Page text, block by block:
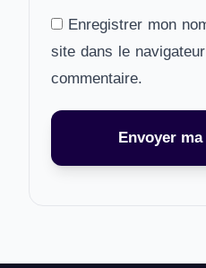
Enregistrer mon
site dans le
commentaire.
Envoyer